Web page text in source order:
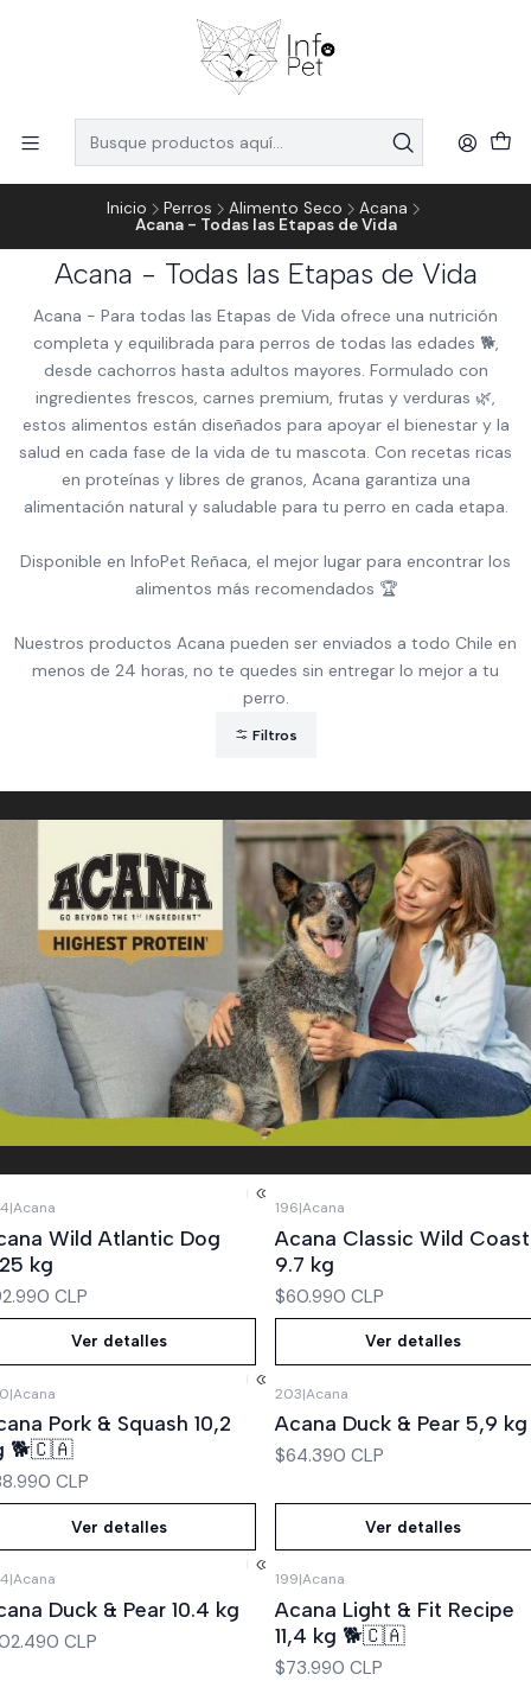
Inicio Perros Alimento Seco
Acana
Acana - Todas las Etapas de Vida
Acana - Todas las Etapas de Vida
Acana - Para todas las Etapas de Vida ofrece una nutrición
completa y equilibrada para perros de todas las edades 🐕,
desde cachorros hasta adultos mayores. Formulado con
ingredientes frescos, carnes premium, frutas y verduras 🌿,
estos alimentos están diseñados para apoyar el bienestar y la
salud en cada fase de la vida de tu mascota. Con recetas ricas
en proteínas y libres de granos, Acana garantiza una
alimentación natural y saludable para tu perro en cada etapa.
Disponible en InfoPet Reñaca, el mejor lugar para encontrar los
alimentos más recomendados 🏆
Nuestros productos Acana pueden ser enviados a todo Chile en
menos de 24 horas, no te quedes sin entregar lo mejor a tu
perro.
Filtros
Agotado
|Acana
Wild Atlantic Dog
kg
CLP
Ver detalles
Agotado
196|Acana
Acana Classic Wild Coast
9.7 kg
$60.990 CLP
Ver detalles
Agotado
|Acana
Pork & Squash 10,2
🐕🇨🇦
CLP
Ver detalles
Agotado
203|Acana
Acana Duck & Pear 5,9 kg
$64.390 CLP
Ver detalles
Agotado
|Acana
Duck & Pear 10.4 kg
CLP
Agotado
199|Acana
Acana Light & Fit Recipe
11,4 kg 🐕🇨🇦
$73.990 CLP